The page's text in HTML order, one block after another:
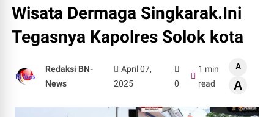
Wisata Dermaga Singkarak.Ini
Tegasnya Kapolres Solok kota
Redaksi BN-
News
April 07,
2025
0
1 min
read
A
A